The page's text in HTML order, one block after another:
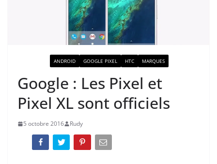
ANDROID GOOGLE PIXEL HTC MARQUES
Google : Les Pixel et
Pixel XL sont officiels
5 octobre 2016 Rudy